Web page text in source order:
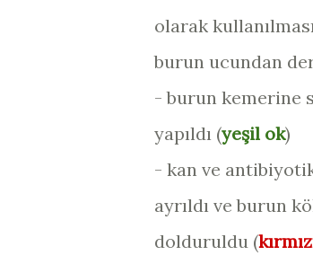
olarak
burun ucundan
- burun kemerine
yapıldı (yeşil ok)
- kan ve
ayrıldı ve burun
dolduruldu (